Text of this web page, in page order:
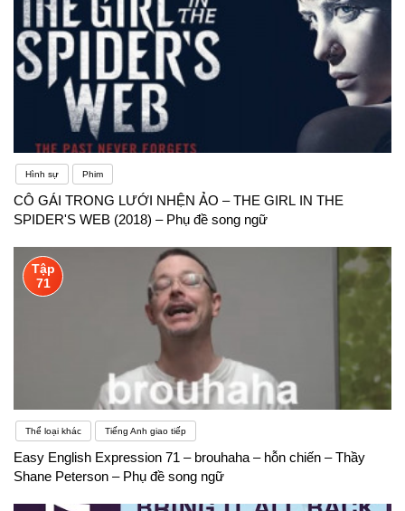
Hình sự Phim
CÔ GÁI TRONG LƯỚI NHỆN ẢO – THE GIRL IN THE
SPIDER'S WEB (2018) – Phụ đề song ngữ
Tập
71
Thể loại khác Tiếng Anh giao tiếp
Easy English Expression 71 – brouhaha – hỗn chiến – Thầy
Shane Peterson – Phụ đề song ngữ